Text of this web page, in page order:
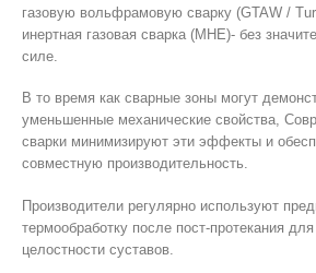
газовую вольфрамовую сварку (GTAW /
инертная газовая сварка (МНЕ)- без
силе.
В то время как сварные зоны могут
уменьшенные механические свойства,
сварки минимизируют эти эффекты и
совместную производительность.
Производители регулярно используют
термообработку после пост-протекания
целостности суставов.